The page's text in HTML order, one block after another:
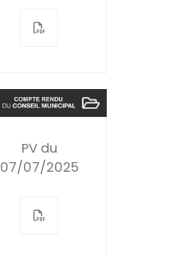
PV du
07/07/2025